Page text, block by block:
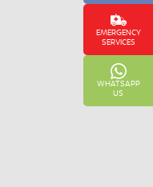
EMERGENCY
SERVICES
WHATSAPP
US